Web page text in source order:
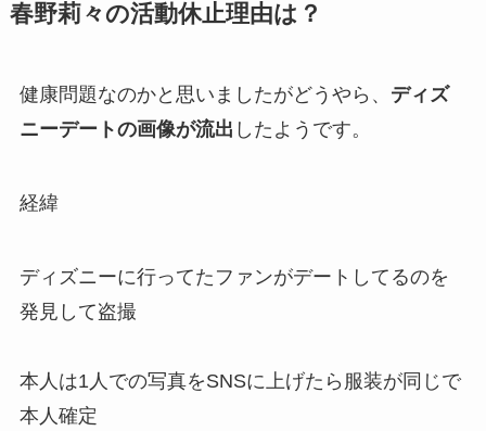
春野莉々の活動休止理由は？
健康問題なのかと思いましたがどうやら、 ディズ
ニーデートの画像が流出 したようです。
経緯
ディズニーに行ってたファンがデートしてるのを
発見して盗撮
本人は1人での写真をSNSに上げたら服装が同じで
本人確定